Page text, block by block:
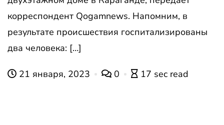
корреспондент Qogamnews. Напомним, в
результате происшествия госпитализированы
два человека: […]
21 января, 2023 0 17 sec read